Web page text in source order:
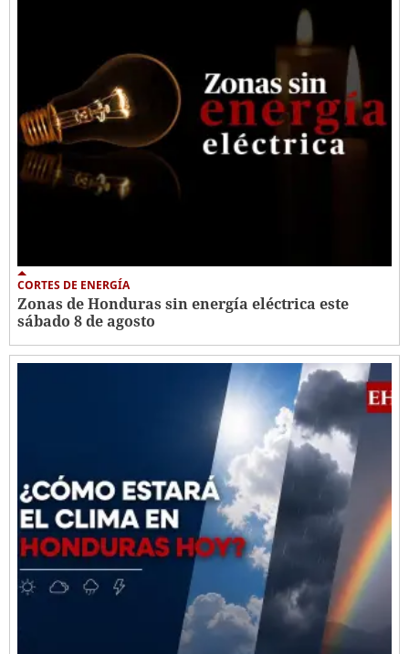
CORTES DE ENERGÍA
Zonas de Honduras sin energía eléctrica este
sábado 8 de agosto